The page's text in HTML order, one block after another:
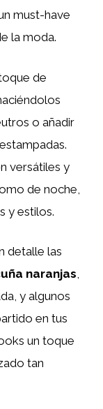
must-have
la moda.
de
o añadir
versátiles y
de noche,
y estilos.
detalle las
naranjas,
y algunos
en tus
un toque
tan